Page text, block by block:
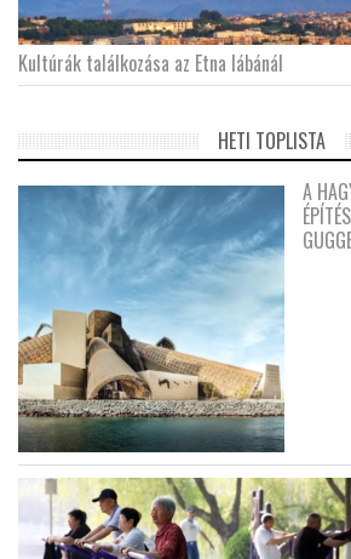
Kultúrák találkozása az Etna lábánál
HETI TOPLISTA
A